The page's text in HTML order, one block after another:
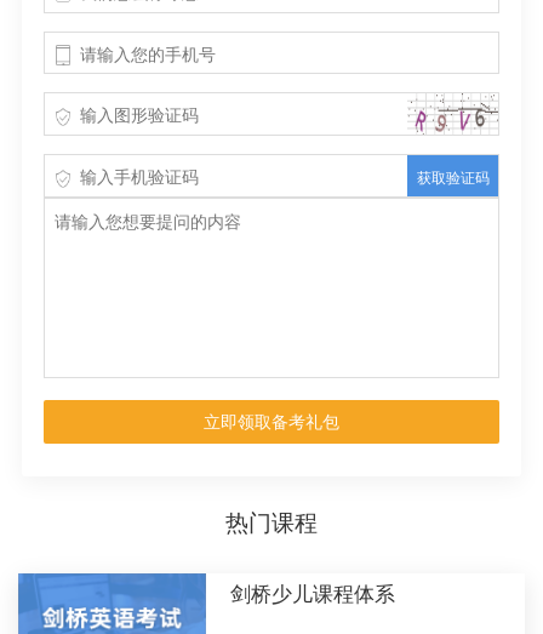
获取验证码
立即领取备考礼包
热门课程
剑桥少儿课程体系